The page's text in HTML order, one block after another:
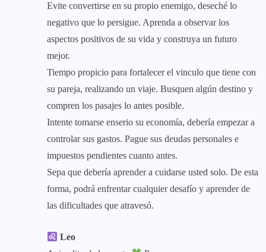
Evite convertirse en su propio enemigo, deseché lo
negativo que lo persigue. Aprenda a observar los
aspectos positivos de su vida y construya un futuro
mejor.
Tiempo propicio para fortalecer el vinculo que tiene con
su pareja, realizando un viaje. Busquen algún destino y
compren los pasajes lo antes posible.
Intente tomarse enserio su economía, debería empezar a
controlar sus gastos. Pague sus deudas personales e
impuestos pendientes cuanto antes.
Sepa que debería aprender a cuidarse usted solo. De esta
forma, podrá enfrentar cualquier desafío y aprender de
las dificultades que atravesó.
Leo